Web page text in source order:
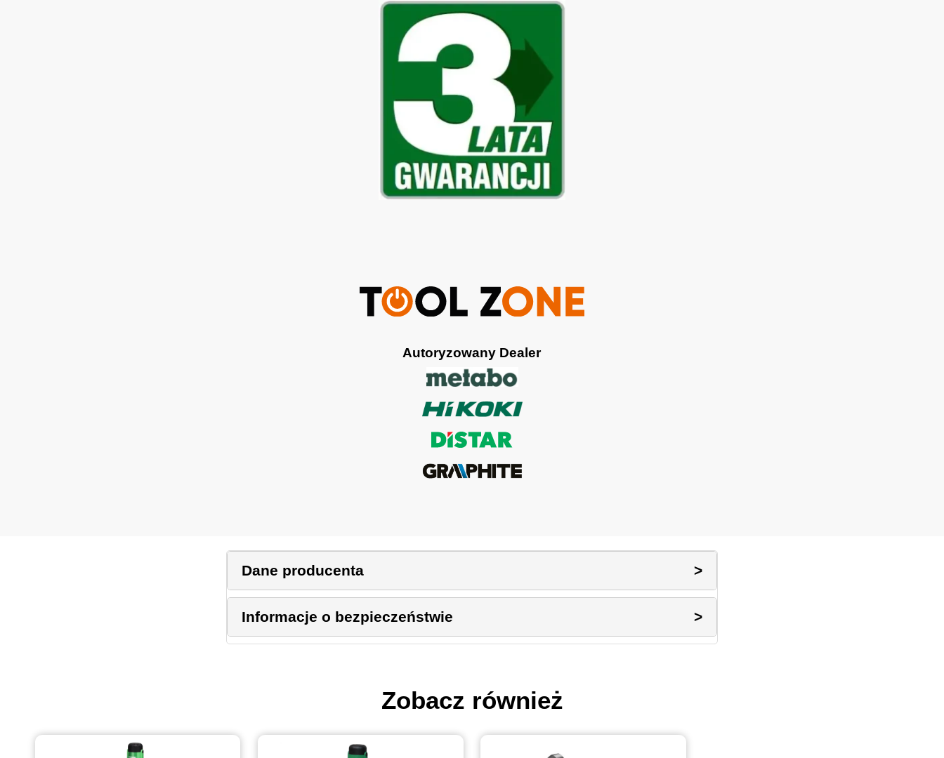
Autoryzowany Dealer
Dane producenta
Informacje o bezpieczeństwie
Zobacz również